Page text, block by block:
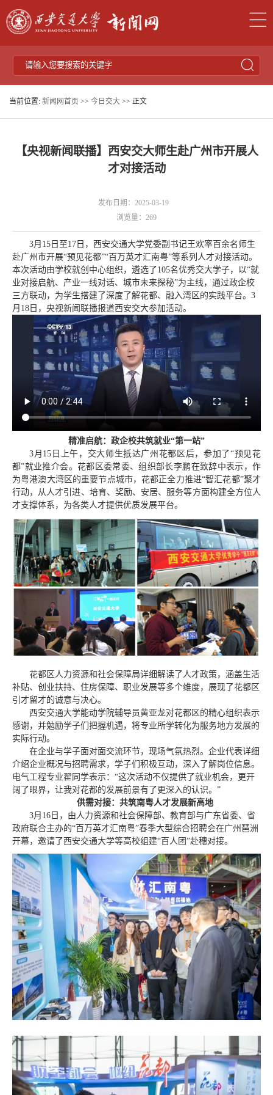
当前位置: 新闻网首页 >> 今日交大 >> 正文
【央视新闻联播】西安交大师生赴广州市开展人
才对接活动
发布日期：2025-03-19
浏览量： 269
3月15日至17日，西安交通大学党委副书记王欢率百余名师生
赴广州市开展“预见花都”“百万英才汇南粤”等系列人才对接活动。
本次活动由学校就创中心组织，遴选了105名优秀交大学子，以“就
业对接启航、产业一线对话、城市未来探秘”为主线，通过政企校
三方联动，为学生搭建了深度了解花都、融入湾区的实践平台。3
月18日，央视新闻联播报道西安交大参加活动。
精准启航：政企校共筑就业“第一站”
3月15日上午，交大师生抵达广州花都区后，参加了“预见花
都”就业推介会。花都区委常委、组织部长李鹏在致辞中表示，作
为粤港澳大湾区的重要节点城市，花都正全力推进“智汇花都”聚才
行动，从人才引进、培育、奖励、安居、服务等方面构建全方位人
才支撑体系，为各类人才提供优质发展平台。
花都区人力资源和社会保障局详细解读了人才政策，涵盖生活
补贴、创业扶持、住房保障、职业发展等多个维度，展现了花都区
引才留才的诚意与决心。
西安交通大学能动学院辅导员黄亚龙对花都区的精心组织表示
感谢，并勉励学子们把握机遇，将专业所学转化为服务地方发展的
实际行动。
在企业与学子面对面交流环节，现场气氛热烈。企业代表详细
介绍企业概况与招聘需求，学子们积极互动，深入了解岗位信息。
电气工程专业翟同学表示：“这次活动不仅提供了就业机会，更开
阔了眼界，让我对花都的发展前景有了更深入的认识。”
供需对接：共筑南粤人才发展新高地
3月16日，由人力资源和社会保障部、教育部与广东省委、省
政府联合主办的“百万英才汇南粤”春季大型综合招聘会在广州琶洲
开幕，邀请了西安交通大学等高校组建“百人团”赴穗对接。